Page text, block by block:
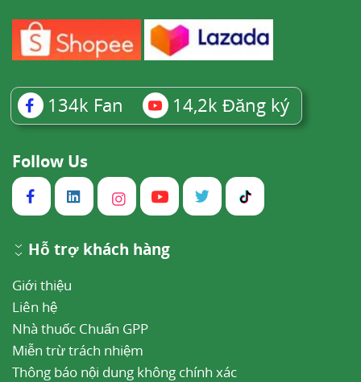
134k Fan 14,2k Đăng ký
Follow Us
Hỗ trợ khách hàng
Giới thiệu
Liên hệ
Nhà thuốc Chuẩn GPP
Miễn trừ trách nhiệm
Thông báo nội dung không chính xác